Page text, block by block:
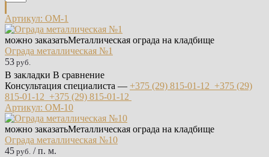
Артикул: ОМ-1
можно заказатьМеталлическая ограда на кладбище
Ограда металлическая №1
53 руб.
В закладки В сравнение
Консультация специалиста — +375 (29) 815-01-12 +375 (29)
815-01-12 +375 (29) 815-01-12
Артикул: ОМ-10
можно заказатьМеталлическая ограда на кладбище
Ограда металлическая №10
45 руб. / п. м.